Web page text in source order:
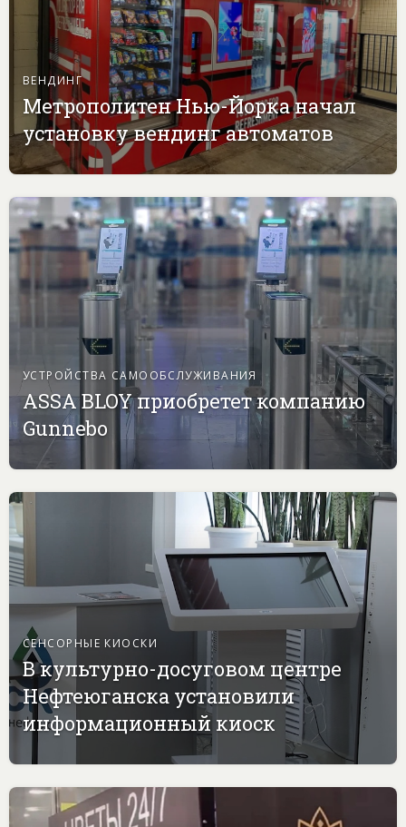
ВЕНДИНГ
Метрополитен Нью-Йорка начал
установку вендинг автоматов
УСТРОЙСТВА САМООБСЛУЖИВАНИЯ
ASSA BLOY приобретет компанию
Gunnebo
СЕНСОРНЫЕ КИОСКИ
В культурно-досуговом центре
Нефтеюганска установили
информационный киоск